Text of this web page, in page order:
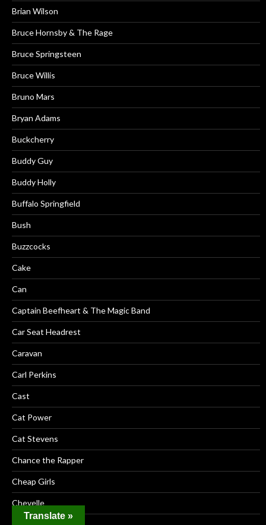
Brian Wilson
Bruce Hornsby & The Rage
Bruce Springsteen
Bruce Willis
Bruno Mars
Bryan Adams
Buckcherry
Buddy Guy
Buddy Holly
Buffalo Springfield
Bush
Buzzcocks
Cake
Can
Captain Beefheart & The Magic Band
Car Seat Headrest
Caravan
Carl Perkins
Cast
Cat Power
Cat Stevens
Chance the Rapper
Cheap Girls
Chevelle
Translate »